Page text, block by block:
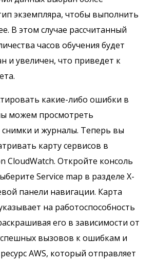
экземпляра, чтобы выполнить
В этом случае рассчитанный
часов обучения будет
и увеличен, что приведет к
какие-либо ошибки в
можем просмотреть
снимки и журналы. Теперь вы
карту сервисов в
CloudWatch. Откройте консоль
Service map в разделе X-
панели навигации. Карта
на работоспособность
его в зависимости от
вызовов к ошибкам и
AWS, который отправляет